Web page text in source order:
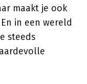
maakt je ook
in een wereld
steeds